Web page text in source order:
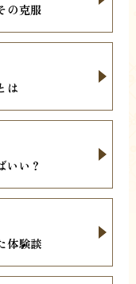
の克服
は
いい？
体験談